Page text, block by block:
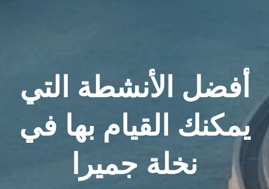
أفضل الأنشطة التي
يمكنك القيام بها في
نخلة جميرا